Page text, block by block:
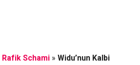
Rafik Schami» Widu’nun Kalbi